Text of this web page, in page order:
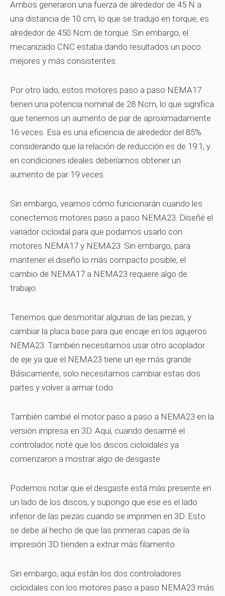
Ambos generaron una fuerza de alrededor de 45 N a
una distancia de 10 cm, lo que se tradujo en torque, es
alrededor de 450 Ncm de torque. Sin embargo, el
mecanizado CNC estaba dando resultados un poco
mejores y más consistentes.
Por otro lado, estos motores paso a paso NEMA17
tienen una potencia nominal de 28 Ncm, lo que significa
que tenemos un aumento de par de aproximadamente
16 veces. Esa es una eficiencia de alrededor del 85%
considerando que la relación de reducción es de 19:1, y
en condiciones ideales deberíamos obtener un
aumento de par 19 veces.
Sin embargo, veamos cómo funcionarán cuando les
conectemos motores paso a paso NEMA23. Diseñé el
variador cicloidal para que podamos usarlo con
motores NEMA17 y NEMA23. Sin embargo, para
mantener el diseño lo más compacto posible, el
cambio de NEMA17 a NEMA23 requiere algo de
trabajo.
Tenemos que desmontar algunas de las piezas, y
cambiar la placa base para que encaje en los agujeros
NEMA23. También necesitamos usar otro acoplador
de eje ya que el NEMA23 tiene un eje más grande.
Básicamente, solo necesitamos cambiar estas dos
partes y volver a armar todo.
También cambié el motor paso a paso a NEMA23 en la
versión impresa en 3D. Aquí, cuando desarmé el
controlador, noté que los discos cicloidales ya
comenzaron a mostrar algo de desgaste.
Podemos notar que el desgaste está más presente en
un lado de los discos, y supongo que ese es el lado
inferior de las piezas cuando se imprimen en 3D. Esto
se debe al hecho de que las primeras capas de la
impresión 3D tienden a extruir más filamento.
Sin embargo, aquí están los dos controladores
cicloidales con los motores paso a paso NEMA23 más